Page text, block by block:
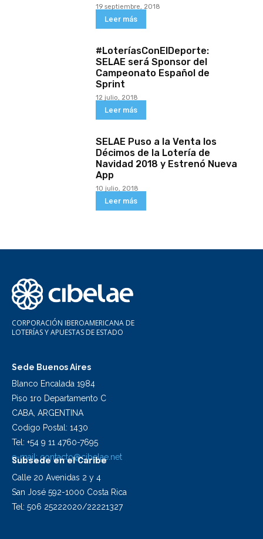
19 septiembre, 2018
Leer más
#LoteríasConElDeporte:
SELAE será Sponsor del
Campeonato Español de
Sprint
12 julio, 2018
Leer más
SELAE Puso a la Venta los
Décimos de la Lotería de
Navidad 2018 y Estrenó Nueva
App
10 julio, 2018
Leer más
CORPORACIÓN IBEROAMERICANA DE
LOTERÍAS Y APUESTAS DE ESTADO
Sede Buenos Aires
Blanco Encalada 1984
Piso 1ro Departamento C
CABA, ARGENTINA
Codigo Postal: 1430
Tel: +54 9 11 4760-7695
e-mail: contacto@cibelae.net
Subsede en el Caribe
Calle 20 Avenidas 2 y 4
San José 592-1000 Costa Rica
Tel: 506 25222020/22221327